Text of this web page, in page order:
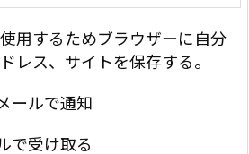
用するためブラウザーに自分
レス、サイトを保存する。
ールで通知
で受け取る